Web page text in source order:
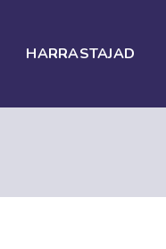
HARRASTAJAD